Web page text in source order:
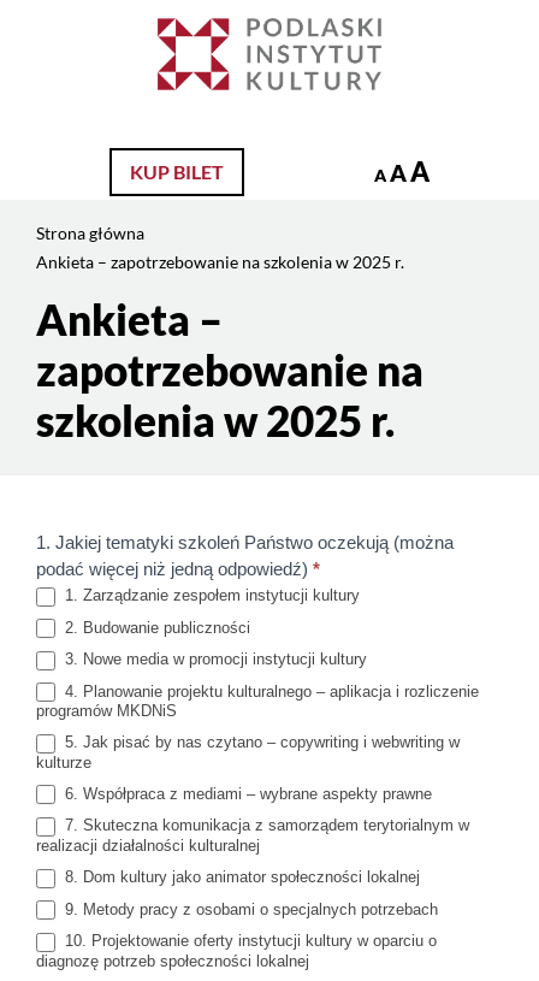
zapotrzebowanie
2025
KUP BILET A AA
Strona główna
Ankieta – zapotrzebowanie na szkolenia w 2025 r.
Treść
stronyAnkieta –
zapotrzebowanie na
szkolenia w 2025 r.
Szkolenia
– ankieta
1. Jakiej tematyki szkoleń Państwo oczekują (można
podać więcej niż jedną odpowiedź) *
1. Zarządzanie zespołem instytucji kultury
2. Budowanie publiczności
3. Nowe media w promocji instytucji kultury
4. Planowanie projektu kulturalnego – aplikacja i rozliczenie
programów MKDNiS
5. Jak pisać by nas czytano – copywriting i webwriting w
kulturze
6. Współpraca z mediami – wybrane aspekty prawne
7. Skuteczna komunikacja z samorządem terytorialnym w
realizacji działalności kulturalnej
8. Dom kultury jako animator społeczności lokalnej
9. Metody pracy z osobami o specjalnych potrzebach
10. Projektowanie oferty instytucji kultury w oparciu o
diagnozę potrzeb społeczności lokalnej